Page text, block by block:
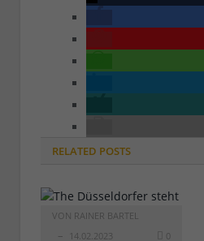
RELATED POSTS
VON RAINER BARTEL
14.02.2023
0